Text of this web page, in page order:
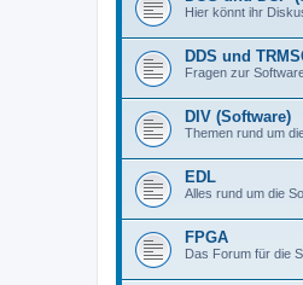
Hier könnt ihr
DDS und
Fragen zur
DIV (Software)
Themen rund um
EDL
Alles rund um die
FPGA
Das Forum für die